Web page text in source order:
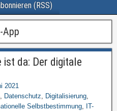
(RSS)
App
ist da: Der digitale
2021
, Datenschutz, Digitalisierung,
Selbstbestimmung, IT-